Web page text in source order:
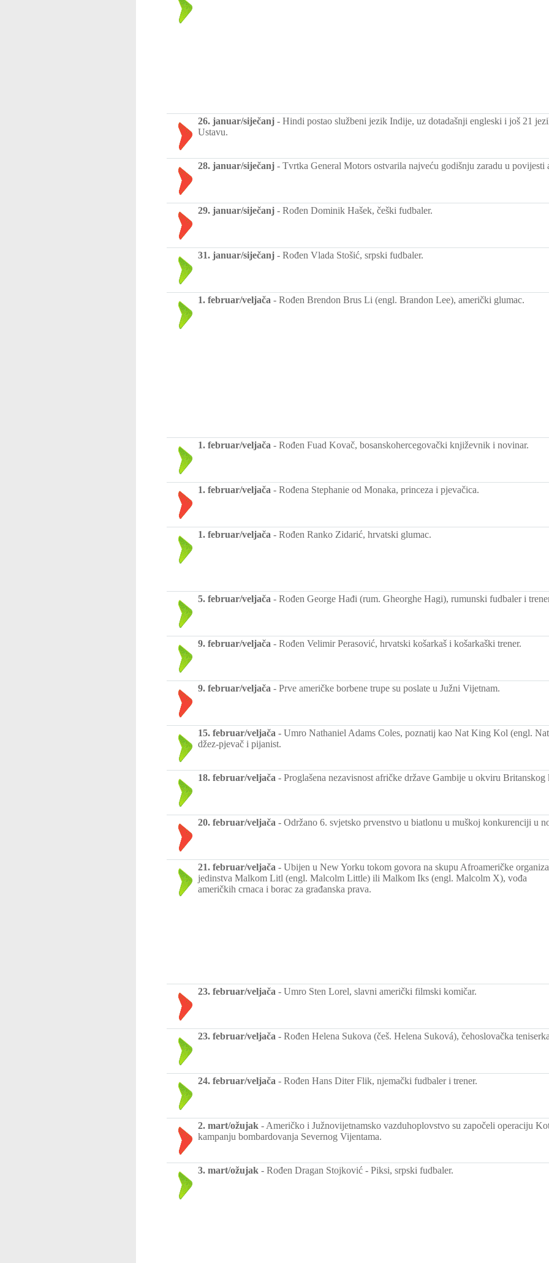
26. januar/siječanj - Hindi postao službeni jezik Indije, uz dotadašnji engleski i još 21
Ustavu.
28. januar/siječanj - Tvrtka General Motors ostvarila najveću godišnju zaradu u
29. januar/siječanj - Rođen Dominik Hašek, češki fudbaler.
31. januar/siječanj - Rođen Vlada Stošić, srpski fudbaler.
1. februar/veljača - Rođen Brendon Brus Li (engl. Brandon Lee), američki glumac.
1. februar/veljača - Rođen Fuad Kovač, bosanskohercegovački književnik i novinar.
1. februar/veljača - Rođena Stephanie od Monaka, princeza i pjevačica.
1. februar/veljača - Rođen Ranko Zidarić, hrvatski glumac.
5. februar/veljača - Rođen George Hađi (rum. Gheorghe Hagi), rumunski fudbaler i
9. februar/veljača - Rođen Velimir Perasović, hrvatski košarkaš i košarkaški trener.
9. februar/veljača - Prve američke borbene trupe su poslate u Južni Vijetnam.
15. februar/veljača - Umro Nathaniel Adams Coles, poznatij kao Nat King Kol (engl.
džez-pjevač i pijanist.
18. februar/veljača - Proglašena nezavisnost afričke države Gambije u okviru Britanskog
20. februar/veljača - Održano 6. svjetsko prvenstvo u biatlonu u muškoj konkurenciji u
21. februar/veljača - Ubijen u New Yorku tokom govora na skupu Afroameričke
jedinstva Malkom Litl (engl. Malcolm Little) ili Malkom Iks (engl. Malcolm X), vođa
američkih crnaca i borac za građanska prava.
23. februar/veljača - Umro Sten Lorel, slavni američki filmski komičar.
23. februar/veljača - Rođen Helena Sukova (češ. Helena Suková), čehoslovačka
24. februar/veljača - Rođen Hans Diter Flik, njemački fudbaler i trener.
2. mart/ožujak - Američko i Južnovijetnamsko vazduhoplovstvo su započeli operaciju
kampanju bombardovanja Severnog Vijentama.
3. mart/ožujak - Rođen Dragan Stojković - Piksi, srpski fudbaler.